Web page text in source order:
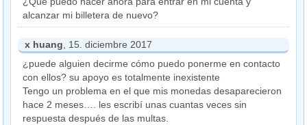
alcanzar mi billetera de nuevo?
x huang , 15. diciembre 2017
¿puede alguien decirme cómo puedo ponerme en contacto
con ellos? su apoyo es totalmente inexistente
Tengo un problema en el que mis monedas desaparecieron
hace 2 meses…. les escribí unas cuantas veces sin
respuesta después de las multas.